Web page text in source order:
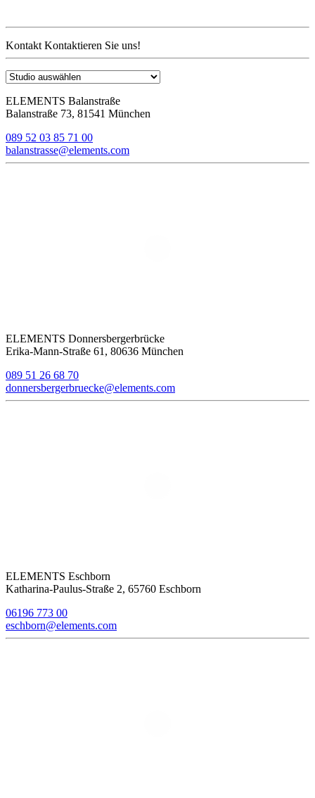
Kontakt Kontaktieren Sie uns!
ELEMENTS Balanstraße
Balanstraße 73, 81541 München
089 52 03 85 71 00
balanstrasse@elements.com
ELEMENTS Donnersbergerbrücke
Erika-Mann-Straße 61, 80636 München
089 51 26 68 70
donnersbergerbruecke@elements.com
ELEMENTS Eschborn
Katharina-Paulus-Straße 2, 65760 Eschborn
06196 773 00
eschborn@elements.com